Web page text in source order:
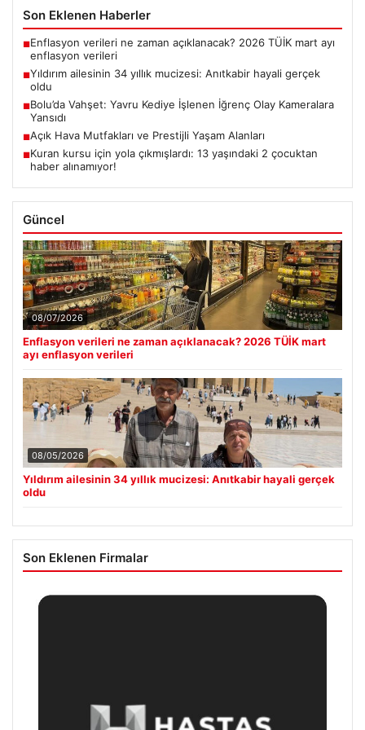
Son Eklenen Haberler
■Enflasyon verileri ne zaman açıklanacak? 2026 TÜİK mart ayı
enflasyon verileri
■Yıldırım ailesinin 34 yıllık mucizesi: Anıtkabir hayali gerçek
oldu
■Bolu’da Vahşet: Yavru Kediye İşlenen İğrenç Olay Kameralara
Yansıdı
■Açık Hava Mutfakları ve Prestijli Yaşam Alanları
■Kuran kursu için yola çıkmışlardı: 13 yaşındaki 2 çocuktan
haber alınamıyor!
Güncel
08/07/2026
Enflasyon verileri ne zaman açıklanacak? 2026 TÜİK mart
ayı enflasyon verileri
08/05/2026
Yıldırım ailesinin 34 yıllık mucizesi: Anıtkabir hayali gerçek
oldu
Son Eklenen Firmalar